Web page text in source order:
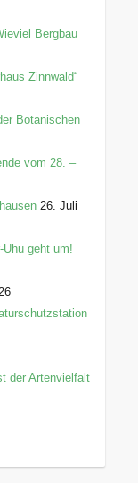
Bergbau
Zinnwald“
Botanischen
vom 28. –
26. Juli
Uhu geht um!
der Artenvielfalt